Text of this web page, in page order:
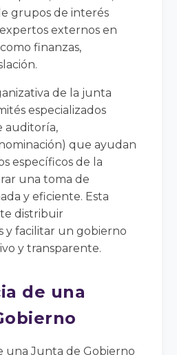
grupos de interés
externos en
finanzas,
de la junta
especializados
auditoría,
que ayudan
específicos de la
una toma de
y eficiente. Esta
distribuir
y facilitar un gobierno
y transparente.
de una
una Junta de Gobierno